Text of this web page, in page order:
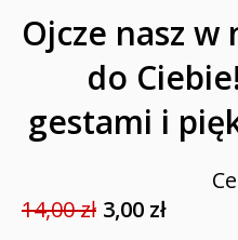
Ojcze nasz w
do
gestami i
14,00 zł 3,00 zł